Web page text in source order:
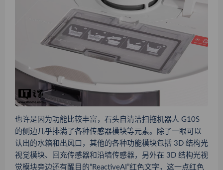
也许是因为功能比较丰富，石头自清洁扫拖机器人 G10S
的侧边几乎排满了各种传感器模块等元素。除了一眼可以
认出的水箱和出风口，其他的各种功能模块包括 3D 结构光
视觉模块、回充传感器和沿墙传感器，另外在 3D 结构光视
觉模块旁边还有醒目的“ReactiveAI”红色文字，这一点红色